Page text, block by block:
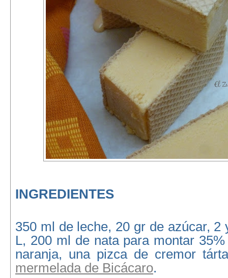
INGREDIENTES
350 ml de leche, 20 gr de azúcar, 2
L, 200 ml de nata para montar
naranja, una pizca de cremor
mermelada de Bicácaro.